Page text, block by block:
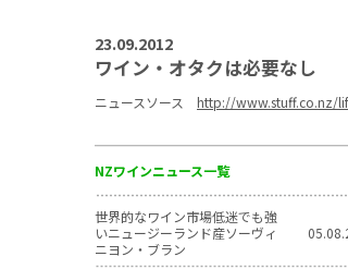
23.09.2012
ワイン・オタクは必要なし
ニュースソース http://www.stuff.co.nz/
NZワインニュース一覧
世界的なワイン市場低迷でも強
いニュージーランド産ソーヴィ
ニヨン・ブラン